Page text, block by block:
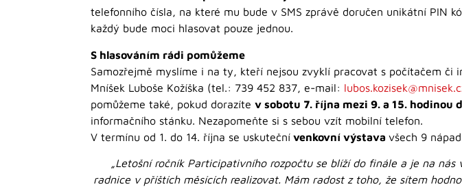
telefonního čísla, na které mu bude v SMS zprávě doručen unikátní PIN
každý bude moci hlasovat pouze jednou.
S hlasováním rádi pomůžeme
Samozřejmě myslíme i na ty, kteří nejsou zvyklí pracovat s počítačem
Mníšek Luboše Kožíška (tel.: 739 452 837, e-mail:
pomůžeme také, pokud dorazíte v sobotu 7. října mezi 9. a 15. hodinou
informačního stánku. Nezapomeňte si s sebou vzít mobilní telefon.
V termínu od 1. do 14. října se uskuteční venkovní výstava všech 9
„Letošní ročník Participativního rozpočtu se blíží do finále a je na
radnice v příštích měsících realizovat. Mám radost z toho, že sítem